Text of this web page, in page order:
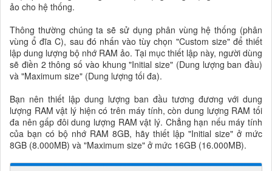
ảo cho hệ thống.
Thông thường chúng ta sẽ sử dụng phân vùng hệ thống (phân
vùng ổ đĩa C), sau đó nhấn vào tùy chọn "Custom size" để thiết
lập dung lượng bộ nhớ RAM ảo. Tại mục thiết lập này, người dùng
sẽ điền 2 thông số vào khung "Initial size" (Dung lượng ban đầu)
và "Maximum size" (Dung lượng tối đa).
Bạn nên thiết lập dung lượng ban đầu tương đương với dung
lượng RAM vật lý hiện có trên máy tính, còn dung lượng RAM tối
đa nên gấp đôi dung lượng RAM vật lý. Chẳng hạn nếu máy tính
của bạn có bộ nhớ RAM 8GB, hãy thiết lập "Initial size" ở mức
8GB (8.000MB) và "Maximum size" ở mức 16GB (16.000MB).